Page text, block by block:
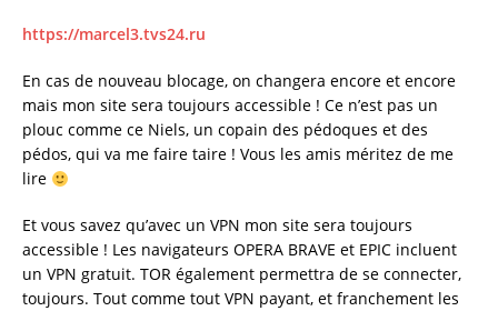
https://marcel3.tvs24.ru
En cas de nouveau blocage, on changera encore et encore
mais mon site sera toujours accessible ! Ce n’est pas un
plouc comme ce Niels, un copain des pédoques et des
pédos, qui va me faire taire ! Vous les amis méritez de me
lire
Et vous savez qu’avec un VPN mon site sera toujours
accessible ! Les navigateurs OPERA BRAVE et EPIC incluent
un VPN gratuit. TOR également permettra de se connecter,
toujours. Tout comme tout VPN payant, et franchement les